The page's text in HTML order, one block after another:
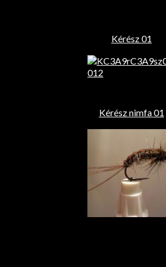
Kérész 01
Kérész nimfa 01